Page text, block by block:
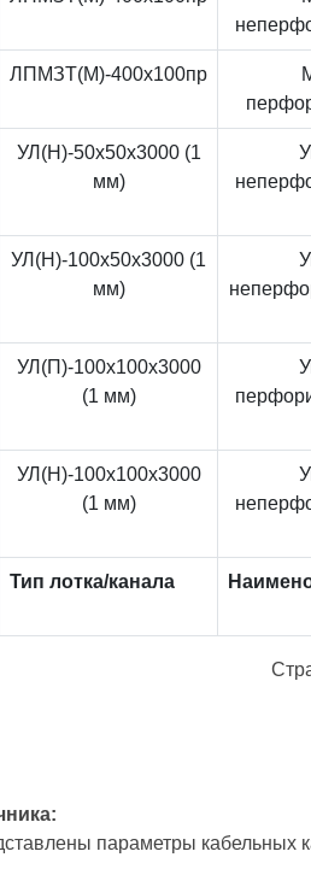
ЛПМЗТ(М)-400x100пр
УЛ(Н)-50x50x3000 (1
мм)
УЛ(Н)-100x50x3000 (1
мм)
УЛ(П)-100x100x3000
(1 мм)
УЛ(Н)-100x100x3000
(1 мм)
Тип лотка/канала
параметры кабельных